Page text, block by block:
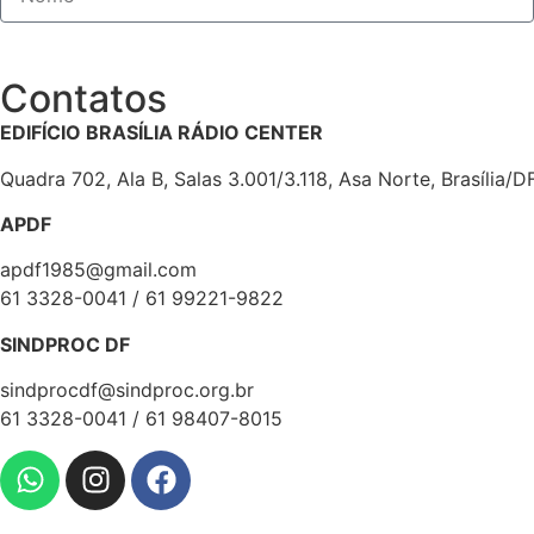
Contatos
EDIFÍCIO BRASÍLIA RÁDIO CENTER
Quadra 702, Ala B, Salas 3.001/3.118, Asa Norte, Brasília/
APDF
apdf1985@gmail.com
61 3328-0041 / 61 99221-9822
SINDPROC DF
sindprocdf@sindproc.org.br
61 3328-0041 / 61 98407-8015